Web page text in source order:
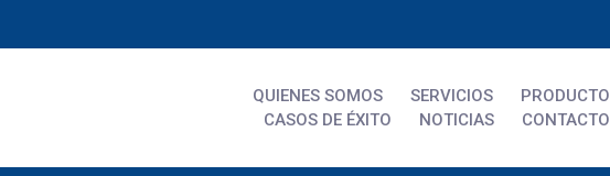
QUIENES SOMOS SERVICIOS
PRODUCTO
CASOS DE ÉXITO
NOTICIAS CONTACTO